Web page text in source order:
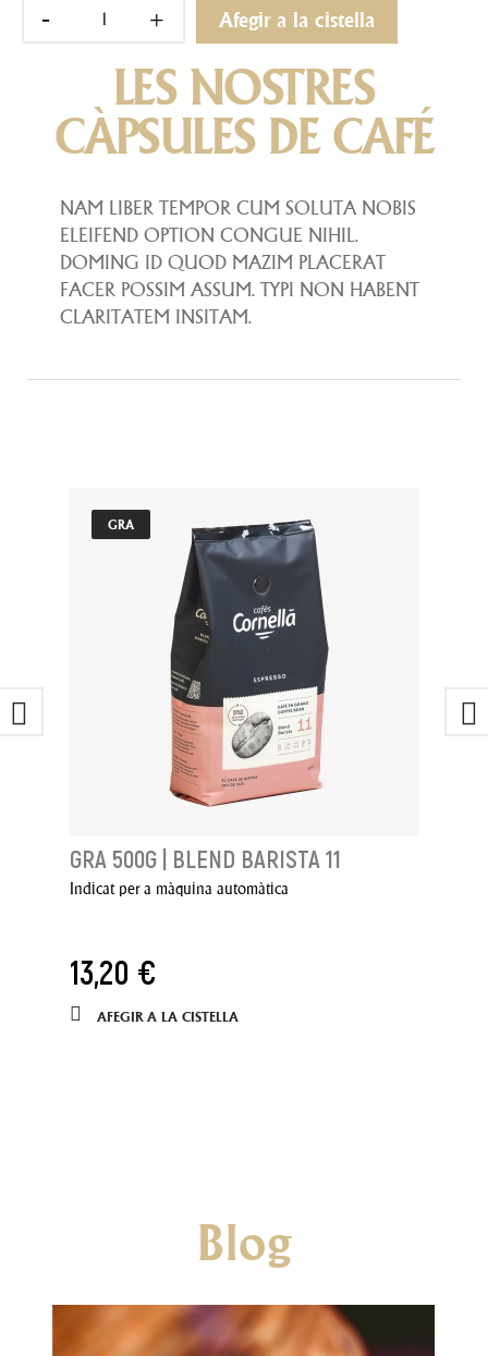
Afegir a la cistella
LES NOSTRES
CÀPSULES DE CAFÉ
NAM LIBER TEMPOR CUM SOLUTA NOBIS
ELEIFEND OPTION CONGUE NIHIL.
DOMING ID QUOD MAZIM PLACERAT
FACER POSSIM ASSUM. TYPI NON HABENT
CLARITATEM INSITAM.
GRA
GRA 500G | BLEND BARISTA 11
Indicat per a màquina automàtica
13,20 €
AFEGIR A LA CISTELLA
Blog